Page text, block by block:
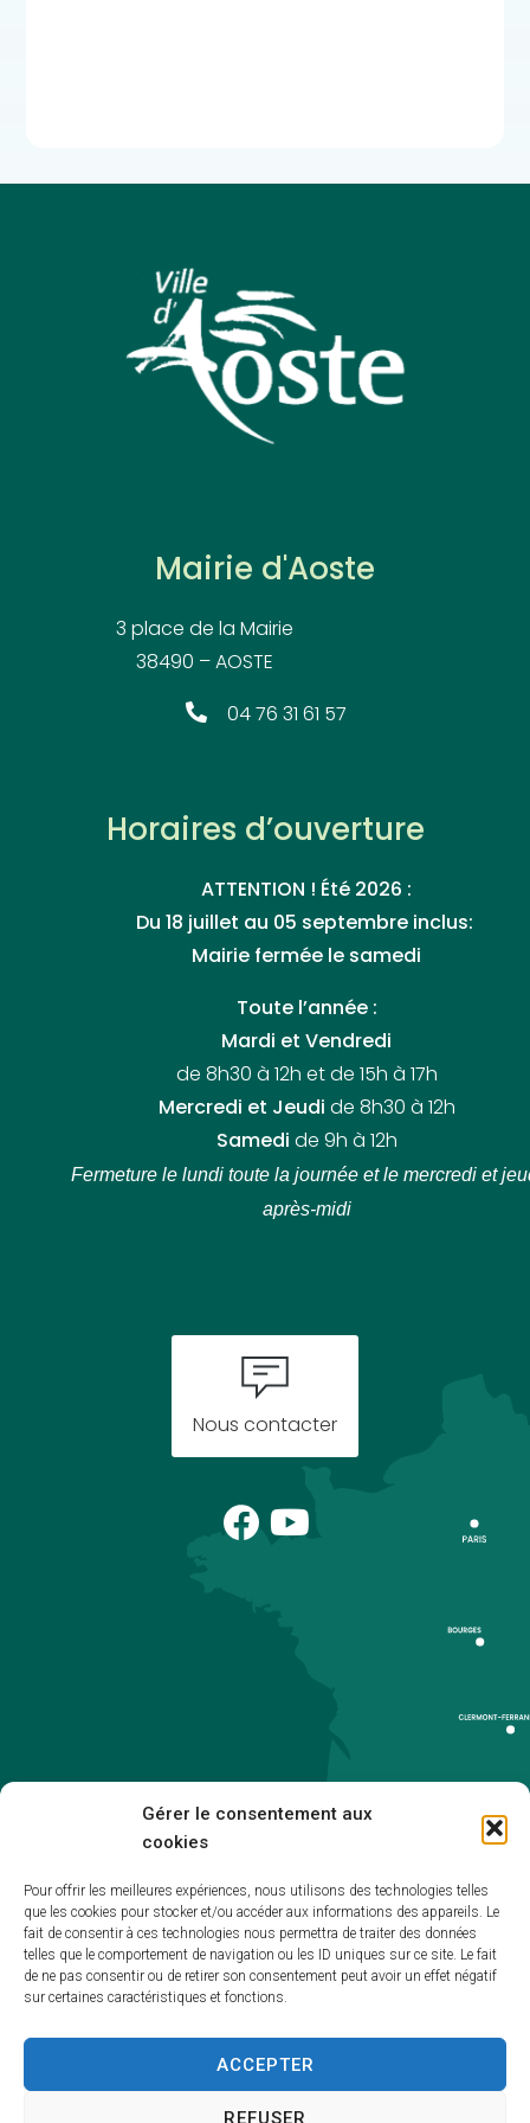
Gérer le consentement aux
cookies
Pour offrir les meilleures expériences, nous utilisons des technologies telles
que les cookies pour stocker et/ou accéder aux informations des appareils. Le
fait de consentir à ces technologies nous permettra de traiter des données
telles que le comportement de navigation ou les ID uniques sur ce site. Le fait
de ne pas consentir ou de retirer son consentement peut avoir un effet négatif
sur certaines caractéristiques et fonctions.
ACCEPTER
REFUSER
Mairie d'Aoste
3 place de la Mairie
38490 – AOSTE
04 76 31 61 57
Horaires d’ouverture
ATTENTION ! Été 2026 :
Du 18 juillet au 05 septembre inclus:
Mairie fermée le samedi
Toute l’année :
Mardi et Vendredi
de 8h30 à 12h et de 15h à 17h
Mercredi et Jeudi de 8h30 à 12h
Samedi de 9h à 12h
Fermeture le lundi toute la journée et le mercredi et
après-midi
Nous contacter
Accueil
Accessibilité
Plan du site
Politique de cookies (UE)